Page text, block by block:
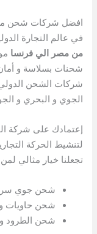
افضل شركات شحن
في عالم التجارة
من مصر الي فرنسا
شحنات بسلاسة و
شركات الشحن
الجوي و البحري و
إعتمادك على شركة
لتنشيط الحركة
تجعلنا خيار مثالي
شحن جوي سريع
شحن حاويات
شحن الطرود و